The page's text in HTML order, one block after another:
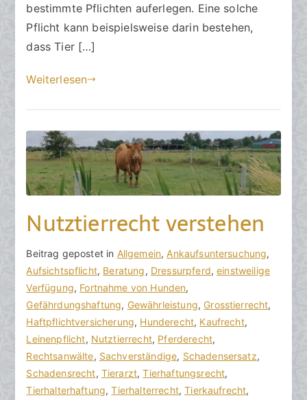
z
e
m
e
2
0
2
3
bestimmte Pflichten auferlegen. Eine solche
Pflicht kann beispielsweise darin bestehen,
dass Tier […]
Weiterlesen
Nutztierrecht verstehen
V
o
n
h
o
r
a
k
R
B
e
i
t
r
a
g
v
e
Beitrag gepostet in Allgemein, Ankaufsuntersuchung,
Aufsichtspflicht, Beratung, Dressurpferd,einstweilige
Verfügung, Fortnahme von Hunden,
Gefährdungshaftung, Gewährleistung, Grosstierrecht,
Haftpflichtversicherung, Hunderecht, Kaufrecht,
Leinenpflicht, Nutztierrecht, Pferderecht,
Rechtsanwälte, Sachverständige, Schadensersatz,
Schadensrecht, Tierarzt,Tierhaftungsrecht,
Tierhalterhaftung,Tierhalterrecht,Tierkaufrecht,
K
e
i
n
e
K
o
m
m